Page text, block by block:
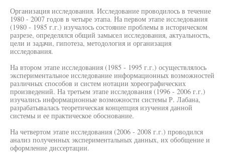
Организация исследования. Исследование проводилось в течение
1980 - 2007 годов в четыре этапа. На первом этапе исследования
(1980 - 1985 г.г.) изучалось состояние проблемы в историческом
разрезе, определялся общий замысел исследования, актуальность,
цели и задачи, гипотеза, методология и организация
исследования.
На втором этапе исследования (1985 - 1995 г.г.) осуществлялось
экспериментальное исследование информационных возможностей
различных способов и систем нотации хореографических
произведений. На третьем этапе исследования (1996 - 2006 г.г.)
изучались информационные возможности системы Р. Лабана,
разрабатывалась теоретическая концепция изучения данной
системы и ее практическое обоснование.
На четвертом этапе исследования (2006 - 2008 г.г.) проводился
анализ полученных экспериментальных данных, их обобщение и
оформление диссертации.